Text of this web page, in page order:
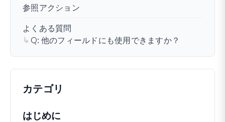
参照アクション
よくある質問
Q: 他のフィールドにも使用できますか？
カテゴリ
はじめに